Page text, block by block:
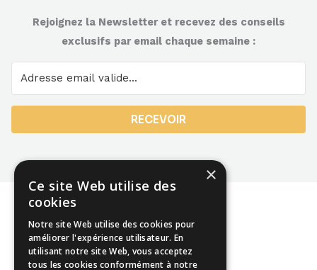
Rejoignez la Newsletter et recevez des conseils
exclusifs par email chaque semaine :
RECEVOIR
Mentions légales
×
Ce site Web utilise des
cookies
Notre site Web utilise des cookies pour
améliorer l'expérience utilisateur. En
utilisant notre site Web, vous acceptez
tous les cookies conformément à notre